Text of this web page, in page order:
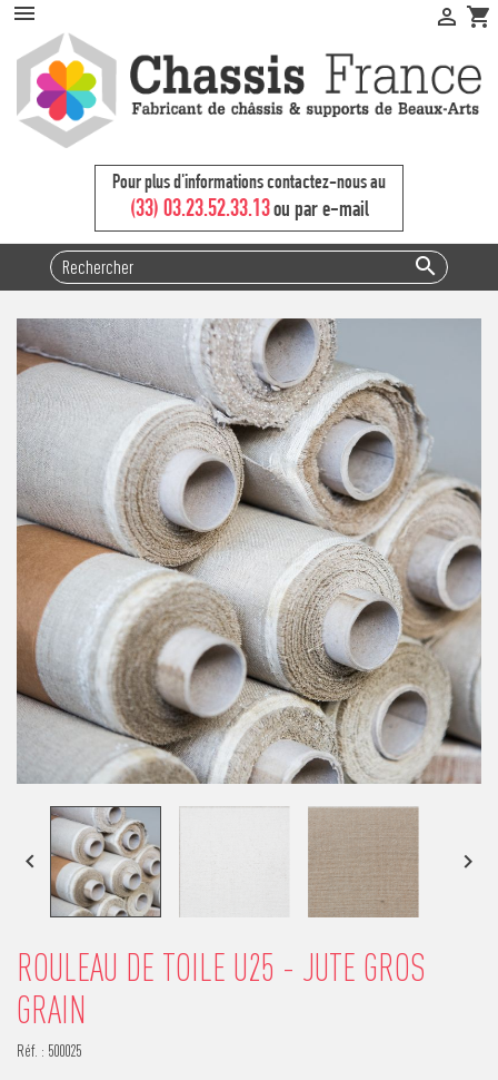
 shopping_cart

Pour plus d'informations contactez-nous au
(33) 03.23.52.33.13ou par e-mail

 
ROULEAU DE TOILE U25 - JUTE GROS
GRAIN
Réf. : 500025